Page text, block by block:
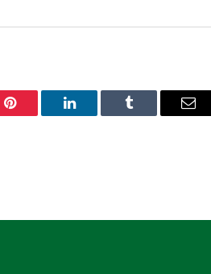
Pinterest LinkedIn Tumblr
E-